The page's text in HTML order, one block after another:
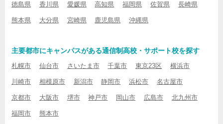
徳島県 香川県 愛媛県 高知県 福岡県 佐賀県 長崎県
熊本県 大分県 宮崎県 鹿児島県 沖縄県
主要都市にキャンパスがある通信制高校・サポート校を探す
札幌市 仙台市 さいたま市 千葉市 東京23区 横浜市
川崎市 相模原市 新潟市 静岡市 浜松市 名古屋市
京都市 大阪市 堺市 神戸市 岡山市 広島市 北九州市
福岡市 熊本市